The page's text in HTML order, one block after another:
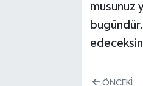
musunuz
ÖNCEKI